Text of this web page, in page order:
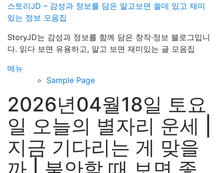
스토리JD – 감성과 정보를 담은 알고보면 쓸데 있고 재미
있는 정보 모음집
StoryJD는 감성과 정보를 함께 담은 창작·정보 블로그입니
다. 읽다 보면 유용하고, 알고 보면 재미있는 글 모음집
메뉴
Sample Page
2026년04월18일 토요
일 오늘의 별자리 운세 |
지금 기다리는 게 맞을